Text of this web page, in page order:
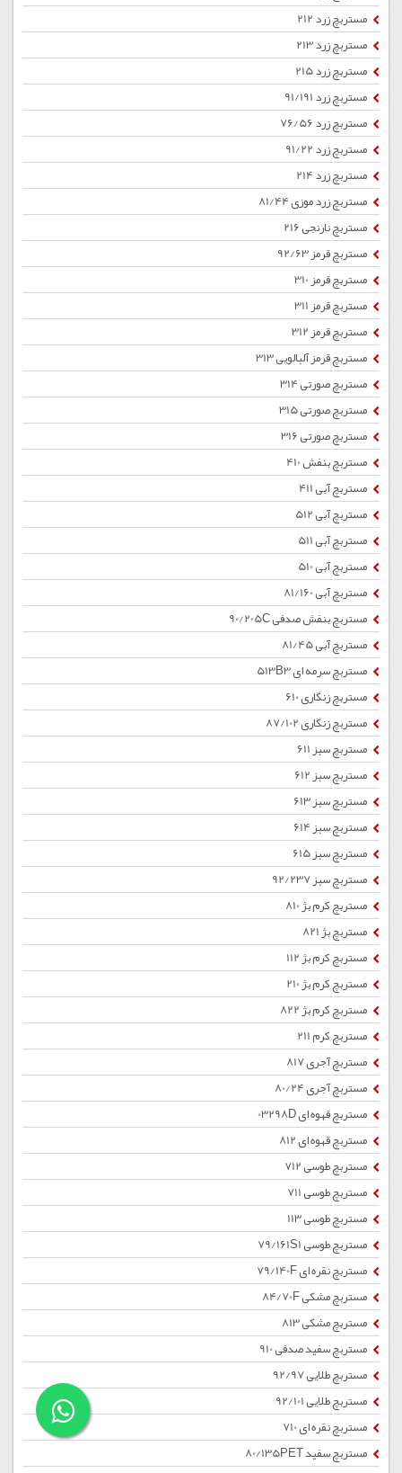
مستربچ زرد 212
مستربچ زرد 213
مستربچ زرد 215
مستربچ زرد 91/191
مستربچ زرد 76/56
مستربچ زرد 91/22
مستربچ زرد 214
مستربچ زرد موزی 81/44
مستربچ نارنجی 216
مستربچ قرمز 92/63
مستربچ قرمز 310
مستربچ قرمز 311
مستربچ قرمز 312
مستربچ قرمز آلبالویی 313
مستربچ صورتی 314
مستربچ صورتی 315
مستربچ صورتی 316
مستربچ بنفش 410
مستربچ آبی 411
مستربچ آبی 512
مستربچ آبی 511
مستربچ آبی 510
مستربچ آبی 81/160
مستربچ بنفش صدفی 90/205C
مستربچ آبی 81/45
مستربچ سرمه ای 513B3
مستربچ زنگاری 610
مستربچ زنگاری 87/102
مستربچ سبز 611
مستربچ سبز 612
مستربچ سبز 613
مستربچ سبز 614
مستربچ سبز 615
مستربچ سبز 92/237
مستربچ کرم بژ 810
مستربچ بژ 821
مستربچ کرم بژ 112
مستربچ کرم بژ 210
مستربچ کرم بژ 822
مستربچ کرم 211
مستربچ آجری 817
مستربچ آجری 80/24
مستربچ قهوه ای 03298D
مستربچ قهوه ای 812
مستربچ طوسی 712
مستربچ طوسی 711
مستربچ طوسی 113
مستربچ طوسی 79/161S1
مستربچ نقره ای 79/140F
مستربچ مشکی 84/70F
مستربچ مشکی 813
مستربچ سفید صدفی 910
مستربچ طلایی 92/97
مستربچ طلایی 92/101
مستربچ نقره ای 710
مستربچ سفید 80/135PET